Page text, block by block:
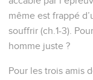
même est frappé
souffrir (ch.1-3).
homme juste ?
Pour les trois amis